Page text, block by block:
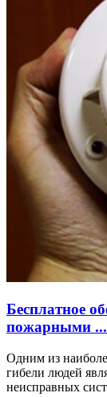
Бесплатное
пожарными ...
Одним из
гибели людей
неисправных